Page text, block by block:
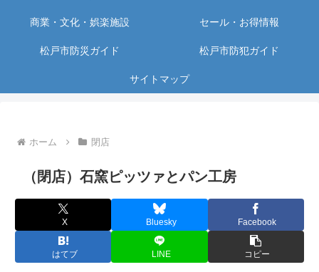
商業・文化・娯楽施設 セール・お得情報
松戸市防災ガイド 松戸市防犯ガイド
サイトマップ
ホーム 閉店
（閉店）石窯ピッツァとパン工房
X Bluesky Facebook
はてブ LINE コピー